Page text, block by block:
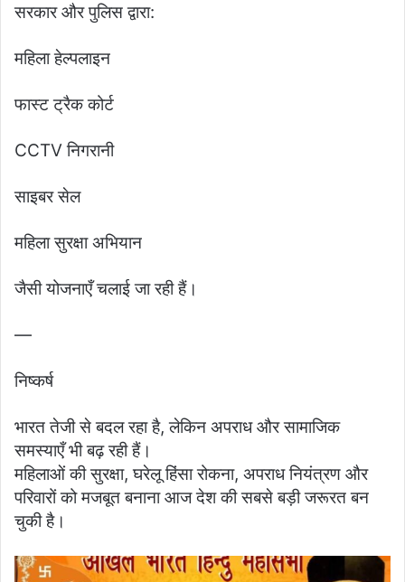
सरकार और पुलिस द्वारा:
महिला हेल्पलाइन
फास्ट ट्रैक कोर्ट
CCTV निगरानी
साइबर सेल
महिला सुरक्षा अभियान
जैसी योजनाएँ चलाई जा रही हैं।
—
निष्कर्ष
भारत तेजी से बदल रहा है, लेकिन अपराध और सामाजिक
समस्याएँ भी बढ़ रही हैं।
महिलाओं की सुरक्षा, घरेलू हिंसा रोकना, अपराध नियंत्रण और
परिवारों को मजबूत बनाना आज देश की सबसे बड़ी जरूरत बन
चुकी है।